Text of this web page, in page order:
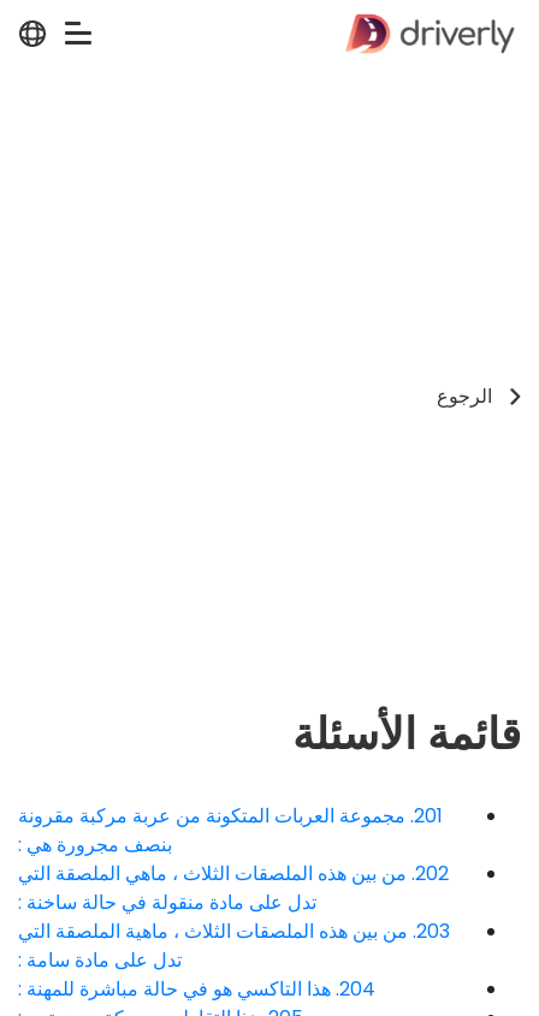
الرجوع
قائمة الأسئلة
201. مجموعة العربات المتكونة من عربة مركبة مقرونة
بنصف مجرورة هي :
202. من بين هذه الملصقات الثلاث ، ماهي الملصقة التي
تدل على مادة منقولة في حالة ساخنة :
203. من بين هذه الملصقات الثلاث ، ماهية الملصقة التي
تدل على مادة سامة :
204. هذا التاكسي هو في حالة مباشرة للمهنة :